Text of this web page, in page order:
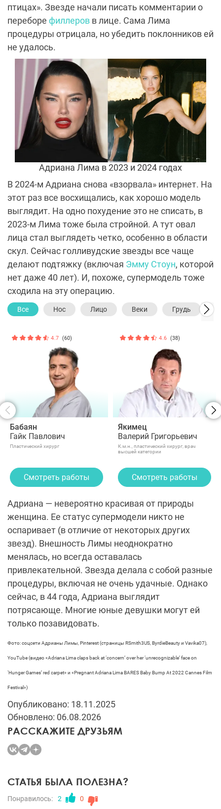
птицах». Звезде начали писать комментарии о
переборе филлеров в лице. Сама Лима
процедуры отрицала, но убедить поклонников ей
не удалось.
Адриана Лима в 2023 и 2024 годах
В 2024-м Адриана снова «взорвала» интернет. На
этот раз все восхищались, как хорошо модель
выглядит. На одно похудение это не списать, в
2023-м Лима тоже была стройной. А тут овал
лица стал выглядеть четко, особенно в области
скул. Сейчас голливудские звезды все чаще
делают подтяжку (включая Эмму Стоун, которой
нет даже 40 лет). И, похоже, супермодель тоже
сходила на эту операцию.
Все Нос Лицо Веки Грудь
Бабаян
Гайк Павлович
4.7 (60)
Пластический хирург
Смотреть работы
Якимец
Валерий Григорьевич
4.6 (38)
К.м.н., пластический хирург, врач
высшей категории
Смотреть работы
Адриана — невероятно красивая от природы
женщина. Ее статус супермодели никто не
оспаривает (в отличие от некоторых других
звезд). Внешность Лимы неоднократно
менялась, но всегда оставалась
привлекательной. Звезда делала с собой разные
процедуры, включая не очень удачные. Однако
сейчас, в 44 года, Адриана выглядит
потрясающе. Многие юные девушки могут ей
только позавидовать.
Фото: соцсети Адрианы Лимы, Pinterest (страницы RSmith3US, ByrdieBeauty и Vavika07),
YouTube (видео «Adriana Lima claps back at ‘concern’ over her ‘unrecognizable’ face on
‘Hunger Games’ red carpet» и «Pregnant Adriana Lima BARES Baby Bump At 2022 Cannes Film
Festival»)
Опубликовано: 18.11.2025
Обновлено: 06.08.2026
РАССКАЖИТЕ ДРУЗЬЯМ
СТАТЬЯ БЫЛА ПОЛЕЗНА?
Понравилось: 2 0